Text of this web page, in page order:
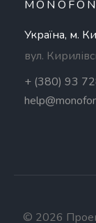
Україна, м.
вул.
+ (380) 93
© 2026